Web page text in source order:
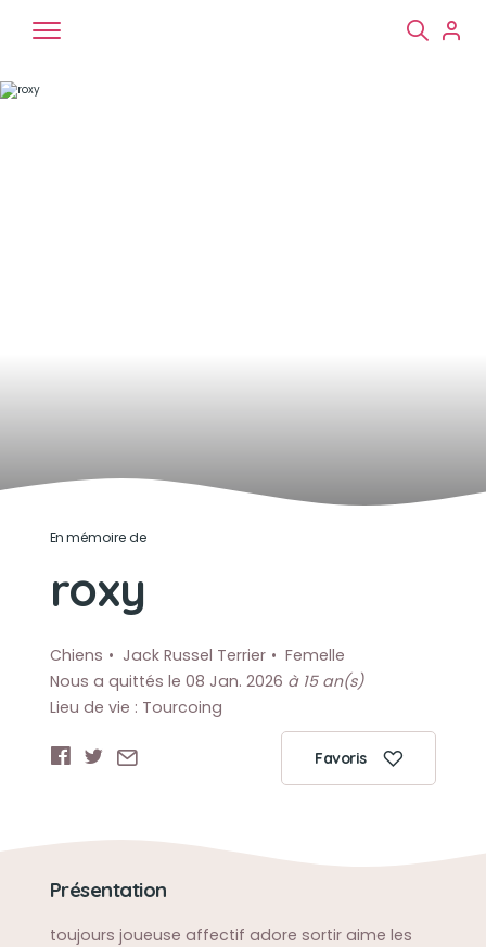
En mémoire de
roxy
Chiens Jack Russel Terrier
Femelle
Nous a quittés le 08 Jan. 2026 à 15 an(s)
Lieu de vie : Tourcoing
Favoris
Présentation
toujours joueuse affectif adore sortir aime les